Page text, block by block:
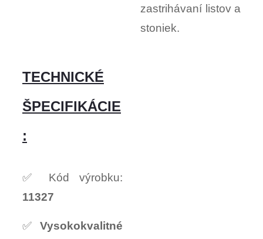
zastrihávaní listov a
stoniek.
TECHNICKÉ
ŠPECIFIKÁCIE
:
✅ Kód výrobku:
11327
✅ Vysokokvalitné